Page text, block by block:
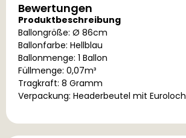
Bewertungen
Produktbeschreibung
Ballongröße: Ø 86cm
Ballonfarbe: Hellblau
Ballonmenge: 1 Ballon
Füllmenge: 0,07m³
Tragkraft: 8 Gramm
Verpackung: Headerbeutel mit Euroloch